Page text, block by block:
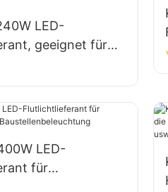
LED-
geeignet für
Werbetafeln
großer
LED-
für
und